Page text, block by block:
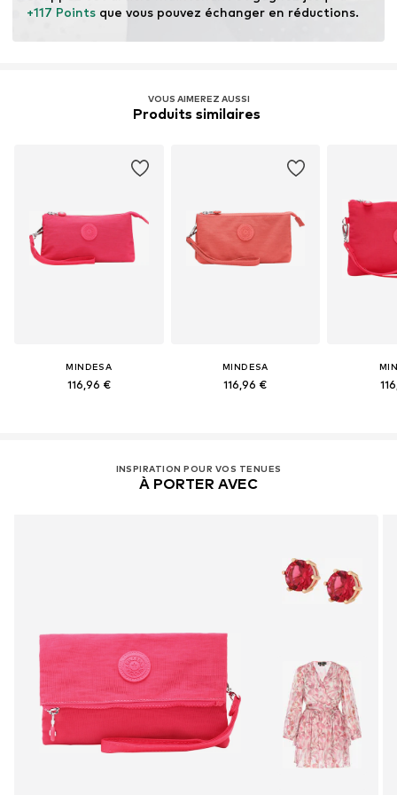
+117 Points que vous pouvez échanger en réductions.
VOUS AIMEREZ AUSSI
Produits similaires
MINDESA
116,96 €
MINDESA
116,96 €
INSPIRATION POUR VOS TENUES
À PORTER AVEC